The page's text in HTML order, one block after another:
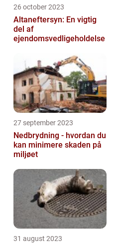
26 october 2023
Altaneftersyn: En vigtig
del af
ejendomsvedligeholdelse
27 september 2023
Nedbrydning - hvordan du
kan minimere skaden på
miljøet
31 august 2023